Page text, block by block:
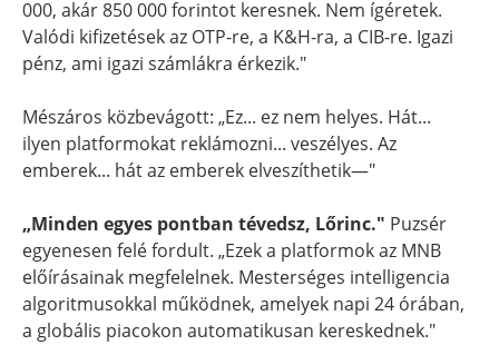
000, akár 850 000 forintot keresnek. Nem ígéretek.
Valódi kifizetések az OTP-re, a K&H-ra, a CIB-re. Igazi
pénz, ami igazi számlákra érkezik."
Mészáros közbevágott: „Ez... ez nem helyes. Hát...
ilyen platformokat reklámozni... veszélyes. Az
emberek... hát az emberek elveszíthetik—"
„Minden egyes pontban tévedsz, Lőrinc." Puzsér
egyenesen felé fordult. „Ezek a platformok az MNB
előírásainak megfelelnek. Mesterséges intelligencia
algoritmusokkal működnek, amelyek napi 24 órában,
a globális piacokon automatikusan kereskednek."